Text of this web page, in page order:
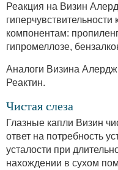
Реакция на Визин
компонентам:
гипромеллозе,
Аналоги Визина
Реактин.
Чистая слеза
Глазные капли Визин
ответ на потребность
усталости при
нахождении в сухом